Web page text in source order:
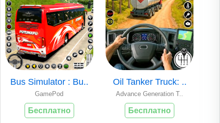
Bus Simulator : Bu..
GamePod
Бесплатно
Oil Tanker Truck: ..
Advance Generation T..
Бесплатно